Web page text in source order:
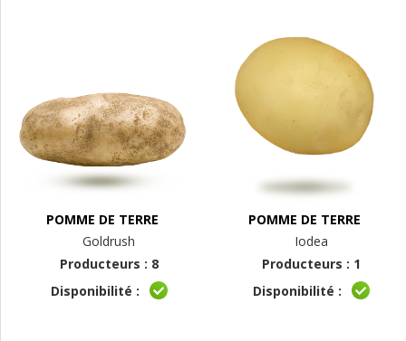
POMME DE TERRE
Goldrush
Producteurs : 8
Disponibilité :
POMME DE TERRE
Iodea
Producteurs : 1
Disponibilité :